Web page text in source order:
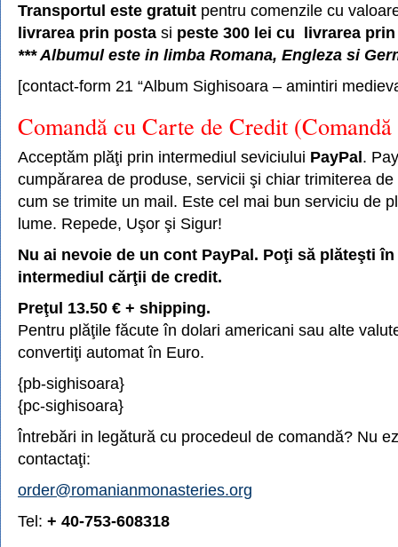
Transportul este gratuit pentru comenzile cu
livrarea prin posta si peste 300 lei cu livrarea
*** Albumul este in limba Romana, Engleza si
[contact-form 21 “Album Sighisoara – amintiri
Comandă cu Carte de Credit
Acceptăm plăţi prin intermediul seviciului PayPal.
cumpărarea de produse, servicii şi chiar trimiterea
cum se trimite un mail. Este cel mai bun serviciu de
lume. Repede, Uşor şi Sigur!
Nu ai nevoie de un cont PayPal. Poţi să plăteşti
intermediul cărţii de credit.
Preţul 13.50 € + shipping.
Pentru plăţile făcute în dolari americani sau alte
convertiţi automat în Euro.
{pb-sighisoara}
{pc-sighisoara}
Întrebări in legătură cu procedeul de comandă? Nu
contactaţi:
order@romanianmonasteries.org
Tel: + 40-753-608318